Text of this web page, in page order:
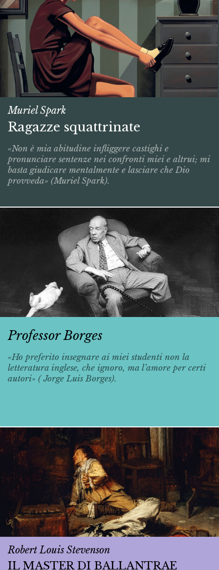
Muriel Spark
Ragazze squattrinate
«Non è mia abitudine infliggere castighi e
pronunciare sentenze nei confronti miei e altrui; mi
basta giudicare mentalmente e lasciare che Dio
provveda» (Muriel Spark).
Professor Borges
«Ho preferito insegnare ai miei studenti non la
letteratura inglese, che ignoro, ma l’amore per certi
autori» ( Jorge Luis Borges).
Robert Louis Stevenson
IL MASTER DI BALLANTRAE